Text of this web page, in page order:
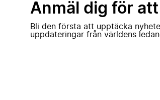
Anmäl dig för
Bli den första att upptäcka
uppdateringar från världens